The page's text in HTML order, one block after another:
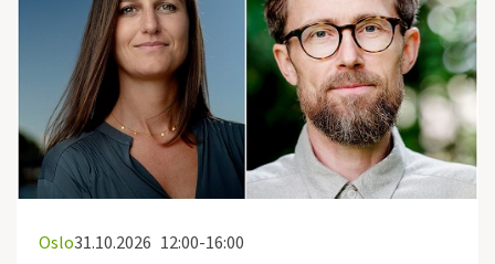
Oslo31.10.2026 12:00-16:00